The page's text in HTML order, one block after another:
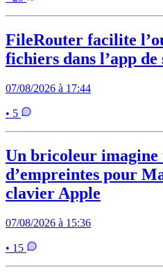
FileRouter facilite
fichiers dans l’app de
07/08/2026 à 17:44
• 5
Un bricoleur imagine
d’empreintes pour
clavier Apple
07/08/2026 à 15:36
• 15